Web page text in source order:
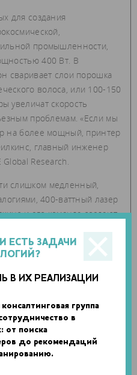
ЕСТЬ ЗАДАЧИ
В ИХ РЕАЛИЗАЦИИ
группа
в
от поиска
до рекомендаций
для создания
промышленности,
400 Вт. В
сваривает слои порошка
волоса, или 100-150
увеличат скорость
проблемам. «Если мы
на более мощный, принтер
главный инженер
Research.
слишком медленный,
400-ваттный лазер
и его команда создают
порошкового слоя.
зону контакта, они
формами и узорами,
свою необходимость
— это означает, что
технологий
К примеру, GE Aviation